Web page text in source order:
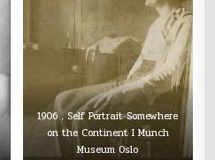
1906，Self Portrait Somewhere
on the Continent I Munch
Museum Oslo